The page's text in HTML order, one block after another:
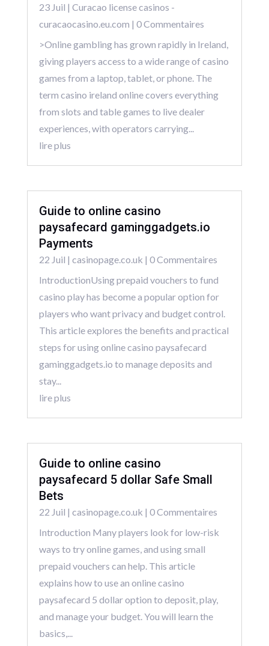
23 Juil | Curacao license casinos -
curacaocasino.eu.com | 0 Commentaires
>Online gambling has grown rapidly in Ireland,
giving players access to a wide range of casino
games from a laptop, tablet, or phone. The
term casino ireland online covers everything
from slots and table games to live dealer
experiences, with operators carrying...
lire plus
Guide to online casino
paysafecard gaminggadgets.io
Payments
22 Juil | casinopage.co.uk | 0 Commentaires
IntroductionUsing prepaid vouchers to fund
casino play has become a popular option for
players who want privacy and budget control.
This article explores the benefits and practical
steps for using online casino paysafecard
gaminggadgets.io to manage deposits and
stay...
lire plus
Guide to online casino
paysafecard 5 dollar Safe Small
Bets
22 Juil | casinopage.co.uk | 0 Commentaires
Introduction Many players look for low-risk
ways to try online games, and using small
prepaid vouchers can help. This article
explains how to use an online casino
paysafecard 5 dollar option to deposit, play,
and manage your budget. You will learn the
basics,...